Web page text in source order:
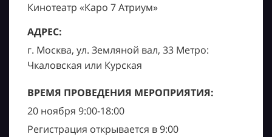
Кинотеатр «Каро 7 Атриум»
АДРЕС:
г. Москва, ул. Земляной вал, 33 Метро:
Чкаловская или Курская
ВРЕМЯ ПРОВЕДЕНИЯ МЕРОПРИЯТИЯ:
20 ноября 9:00-18:00
Регистрация открывается в 9:00